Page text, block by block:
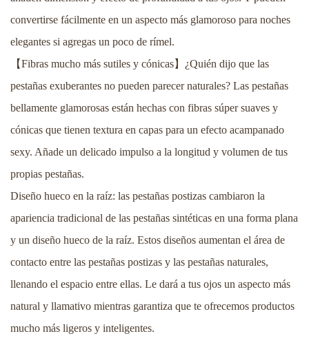
convertirse fácilmente en un aspecto más glamoroso para noches
elegantes si agregas un poco de rímel.
【Fibras mucho más sutiles y cónicas】
¿Quién dijo que las
pestañas exuberantes no pueden parecer naturales? Las pestañas
bellamente glamorosas están hechas con fibras súper suaves y
cónicas que tienen textura en capas para un efecto acampanado
sexy. Añade un delicado impulso a la longitud y volumen de tus
propias pestañas.
Diseño hueco en la raíz: las pestañas postizas cambiaron la
apariencia tradicional de las pestañas sintéticas en una forma plana
y un diseño hueco de la raíz. Estos diseños aumentan el área de
contacto entre las pestañas postizas y las pestañas naturales,
llenando el espacio entre ellas. Le dará a tus ojos un aspecto más
natural y llamativo mientras garantiza que te ofrecemos productos
mucho más ligeros y inteligentes.